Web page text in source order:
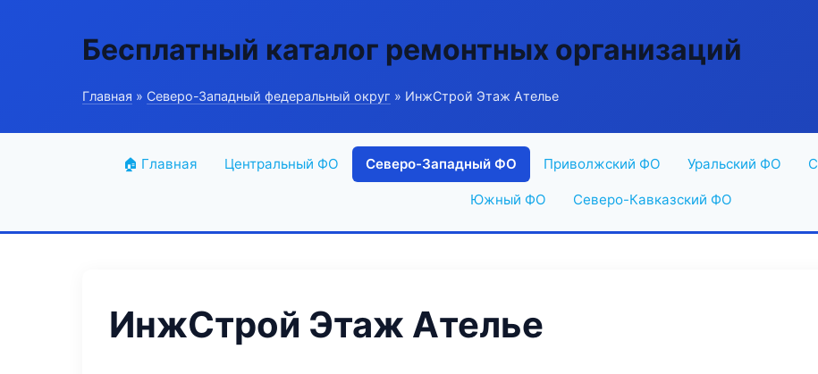
Бесплатный каталог ремонтных организаций
Главная » Северо-Западный федеральный округ » ИнжСтрой Этаж Ателье
🏠 Главная Центральный ФО Северо-Западный ФО Приволжский ФО Уральский ФО
Южный ФО Северо-Кавказский ФО
ИнжСтрой Этаж Ателье